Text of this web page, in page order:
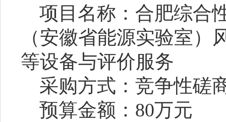
项目名称： 合肥综合
（安徽省能源实验室）
等设备与评价服务
采购方式：竞争性磋
预算金额： 80万元